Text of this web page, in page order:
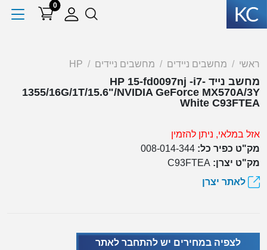
0
ראשי מחשבים ניידים מחשבים ניידים HP
מחשב נייד HP 15-fd0097nj -i7-
1355/16G/1T/15.6"/NVIDIA GeForce MX570A/3Y
White C93FTEA
אזל במלאי, ניתן להזמין
מק"ט כפיר כל: 008-014-344
מק"ט יצרן: C93FTEA
לאתר יצרן
לצפיה במחירים יש להתחבר לאתר